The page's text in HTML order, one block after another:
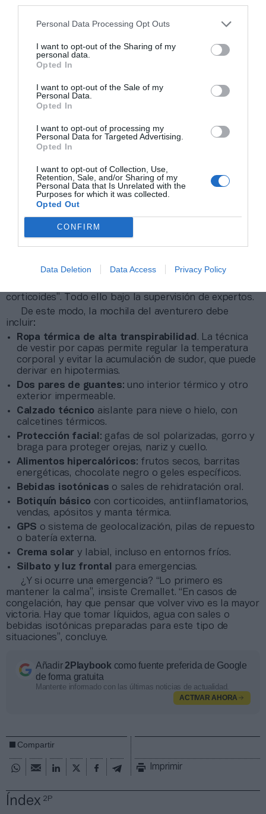
Personal Data Processing Opt Outs
I want to opt-out of the Sharing of my
personal data.
Opted In
I want to opt-out of the Sale of my
Personal Data.
Opted In
I want to opt-out of processing my
Personal Data for Targeted Advertising.
Opted In
I want to opt-out of Collection, Use,
Retention, Sale, and/or Sharing of my
Personal Data that Is Unrelated with the
Purposes for which it was collected.
Opted Out
CONFIRM
Data Deletion Data Access Privacy Policy
Índex2P
Astrid Teixeira Taborda, especialista del Servicio de
para conocer una serie de pautas necesarias durante la
expedición entre las que se incluyen técnicas de
aclimatación a la zona.
Relacionado
Vivir más y, sobre todo, mejor: así es como la actividad
el frío extremo
A diferencia del reto en Perú de 2024, en el que los
participantes tuvieron que adaptarse al mal de altura y
a las tierras áridas, en el Ártico deberán ir preparados
para temperaturas extremas y supervivencia en el agua.
En estas situaciones el doctor Cremallet lo tiene claro:
imprescindible llevar ropa térmica, dos pares de
guantes para evitar las congelaciones, así como los
corticoides”. Todo ello bajo la supervisión de expertos.
De este modo, la mochila del aventurero debe
incluir:
Ropa térmica de alta transpirabilidad . La técnica
de vestir por capas permite regular la temperatura
corporal y evitar la acumulación de sudor, que puede
derivar en hipotermias.
Dos pares de guantes: uno interior térmico y otro
exterior impermeable.
Calzado técnico aislante para nieve o hielo, con
calcetines térmicos.
Protección facial : gafas de sol polarizadas, gorro y
braga para proteger orejas, nariz y cuello.
Alimentos hipercalóricos: frutos secos, barritas
energéticas, chocolate negro o geles específicos.
Bebidas isotónicas o sales de rehidratación oral.
Botiquín básico con corticoides, antiinflamatorios,
vendas, apósitos y manta térmica.
GPS o sistema de geolocalización, pilas de repuesto
o batería externa.
Crema solar y labial, incluso en entornos fríos.
Silbato y luz frontal
para emergencias.
¿Y si ocurre una emergencia? “Lo primero es
mantener la calma”, insiste Cremallet. “En casos de
congelación, hay que pensar que volver vivo es la mayor
victoria. Hay que tomar líquidos, agua con sales o
bebidas isotónicas preparadas para este tipo de
situaciones”, concluye.
Añadir2Playbook como fuente preferida de Google
de forma gratuita
Mantente informado con las últimas noticias de actualidad.
ACTIVAR AHORA
Compartir
Imprimir